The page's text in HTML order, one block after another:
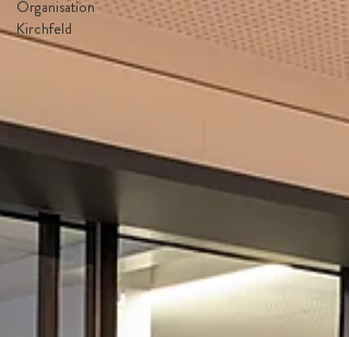
Organisation
Kirchfeld